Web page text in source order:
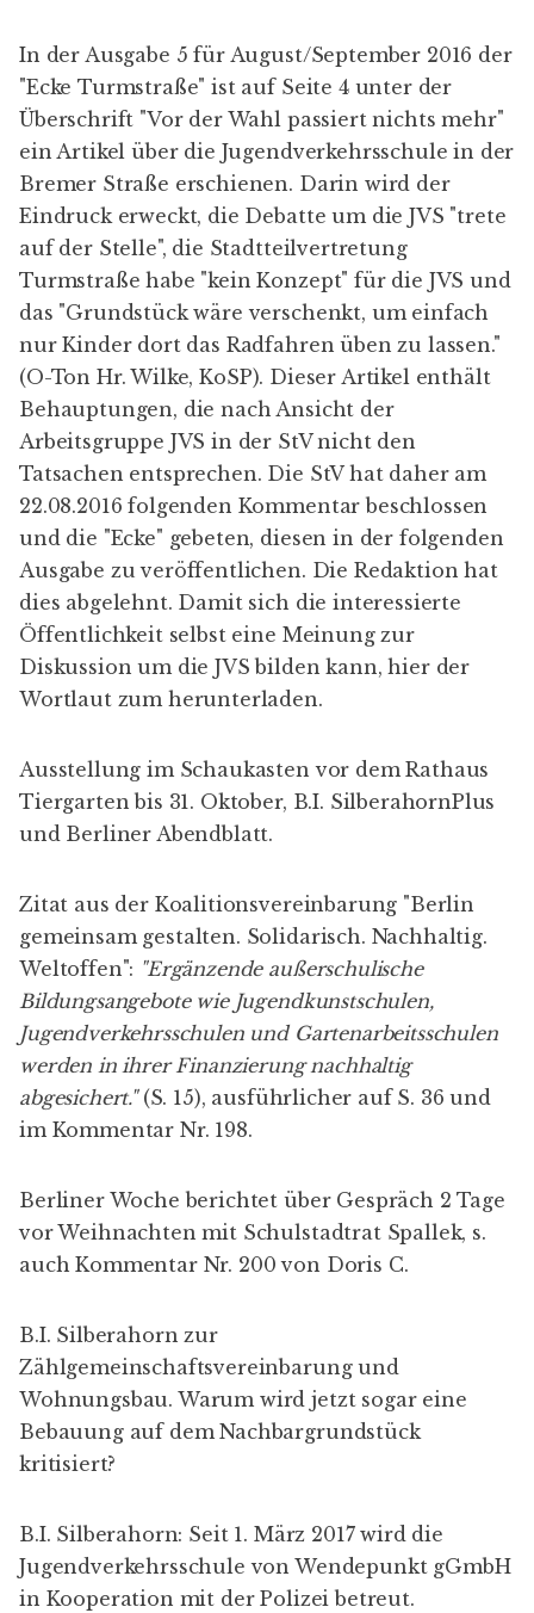
In der Ausgabe 5 für August/September 2016 der
"Ecke Turmstraße" ist auf Seite 4 unter der
Überschrift "Vor der Wahl passiert nichts mehr"
ein Artikel über die Jugendverkehrsschule in der
Bremer Straße erschienen. Darin wird der
Eindruck erweckt, die Debatte um die JVS "trete
auf der Stelle", die Stadtteilvertretung
Turmstraße habe "kein Konzept" für die JVS und
das "Grundstück wäre verschenkt, um einfach
nur Kinder dort das Radfahren üben zu lassen."
(O-Ton Hr. Wilke,KoSP). Dieser Artikel enthält
Behauptungen, die nach Ansicht der
Arbeitsgruppe JVS in der StV nicht den
Tatsachen entsprechen. Die StV hat daher am
22.08.2016 folgenden Kommentar beschlossen
und die "Ecke" gebeten, diesen in der folgenden
Ausgabe zu veröffentlichen. Die Redaktion hat
dies abgelehnt. Damit sich die interessierte
Öffentlichkeit selbst eine Meinung zur
Diskussion um die JVS bilden kann,hier der
Wortlautzum herunterladen.
Ausstellung im Schaukasten vor dem Rathaus
Tiergarten bis 31. Oktober, B.I. SilberahornPlus
und Berliner Abendblatt.
Zitat aus der Koalitionsvereinbarung "Berlin
gemeinsam gestalten. Solidarisch. Nachhaltig.
Weltoffen": "Ergänzende außerschulische
Bildungsangebote wie Jugendkunstschulen,
Jugendverkehrsschulen und Gartenarbeitsschulen
werden in ihrer Finanzierung nachhaltig
abgesichert."(S. 15), ausführlicher auf S. 36 und
im Kommentar Nr. 198.
Berliner Woche berichtet über Gespräch 2 Tage
vor Weihnachten mit Schulstadtrat Spallek, s.
auchKommentar Nr. 200 von Doris C.
B.I. Silberahorn zur
Zählgemeinschaftsvereinbarung und
Wohnungsbau. Warum wird jetzt sogar eine
Bebauung auf dem Nachbargrundstück
kritisiert?
B.I. Silberahorn: Seit 1. März 2017 wird die
Jugendverkehrsschule vonWendepunkt gGmbH
in Kooperation mit der Polizei betreut.